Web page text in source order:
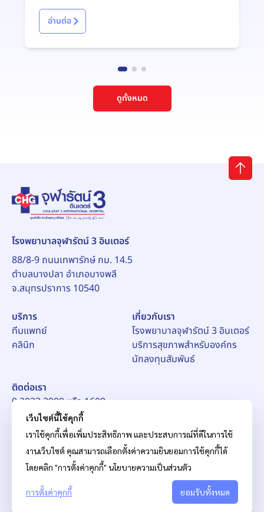
อ่านต่อ
ดูทั้งหมด
โรงพยาบาลจุฬารัตน์ 3 อินเตอร์
88/8-9 ถนนเทพารักษ์ กม. 14.5
ตำบลบางปลา อำเภอบางพลี
จ.สมุทรปราการ 10540
บริการ
ทีมแพทย์
คลินิก
เกี่ยวกับเรา
โรงพยาบาลจุฬารัตน์ 3 อินเตอร์
บริการสุขภาพสำหรับองค์กร
นักลงทุนสัมพันธ์
ติดต่อเรา
0 2033 2900 หรือ 1609
อีเมล์:pr_ch3@chularat.com
© สงวนลิขสิทธิ์ บริษัท โรงพยาบาลจุฬารัตน์ จำกัด (มหาชน)
เว็บไซต์นี้ใช้คุกกี้
เราใช้คุกกี้เพื่อเพิ่มประสิทธิภาพ และประสบการณ์ที่ดีในการใช้
งานเว็บไซต์ คุณสามารถเลือกตั้งค่าความยินยอมการใช้คุกกี้ได้
โดยคลิก "การตั้งค่าคุกกี้" นโยบายความเป็นส่วนตัว
การตั้งค่าคุกกี้ ยอมรับทั้งหมด